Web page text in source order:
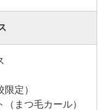
定）
まつ毛カール）